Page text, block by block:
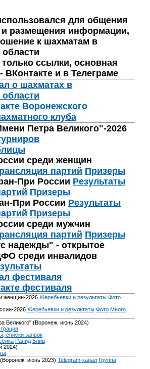
для общения
и размещения информации,
к шахматам в
ссылки, основная
и в Телеграме
о шахматах в
Воронежского
клуба
Петра Великого"-2026
среди женщин
партий Призеры
При России Результаты
Призеры
При России Результаты
Призеры
среди мужчин
партий Призеры
надежды" - открытое
среди инвалидов
фестиваля
фестиваля
женщин-2026 Жеребьевки и результаты Фото
2026 Жеребьевки и результаты Фото Много
Великого" (Воронеж, июнь 2024)
списки заявок
Рапид Блиц
2024)
июнь 2023) Telegram-канал Группа